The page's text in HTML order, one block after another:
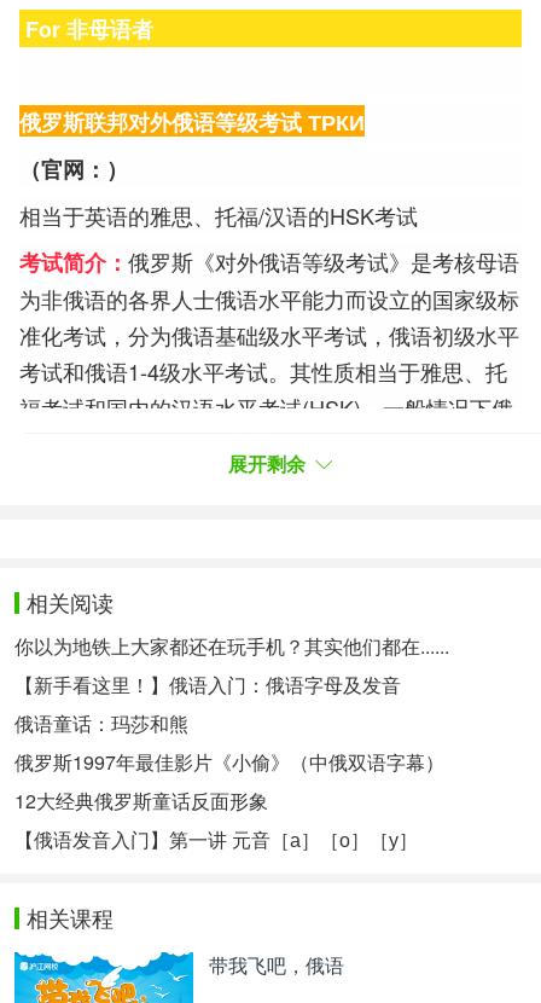
For 非母语者
俄罗斯联邦对外俄语等级考试ТРКИ
（官网： ）
相当于英语的雅思、托福/汉语的HSK考试
考试简介： 俄罗斯《对外俄语等级考试》是考核母语
为非俄语的各界人士俄语水平能力而设立的国家级标
准化考试，分为俄语基础级水平考试，俄语初级水平
考试和俄语1-4级水平考试。其性质相当于雅思、托
福考试和国内的汉语水平考试(HSK)。一般情况下俄
准，便可获得由俄罗斯颁发的《对外俄语等级证
语水平的学习者、工作者及爱好者均可报名。
报考等级：初级(A2)、一级(B1)、二级(B2)、三级
（C1）、四级（C2）。（三级、四级只受理五人以
上团体报名）
考试时间：2020年5月及11月，具体时间以考试通知
单为准。
展开剩余
相关阅读
你以为地铁上大家都还在玩手机？其实他们都在......
【新手看这里！】俄语入门：俄语字母及发音
俄语童话：玛莎和熊
俄罗斯1997年最佳影片《小偷》（中俄双语字幕）
12大经典俄罗斯童话反面形象
【俄语发音入门】第一讲 元音［а］［о］［у］
相关课程
带我飞吧，俄语